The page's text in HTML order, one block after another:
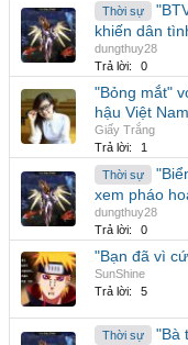
Thời sự
khiến dân
dungthuy28
Trả lời:
0
"Bỏng mắt"
hậu Việt Nam
Giấy Trắng
Trả lời:
1
Thời sự
xem pháo
dungthuy28
Trả lời:
0
"Bạn đã vì
SunShine
Trả lời:
5
Thời sự "Bà